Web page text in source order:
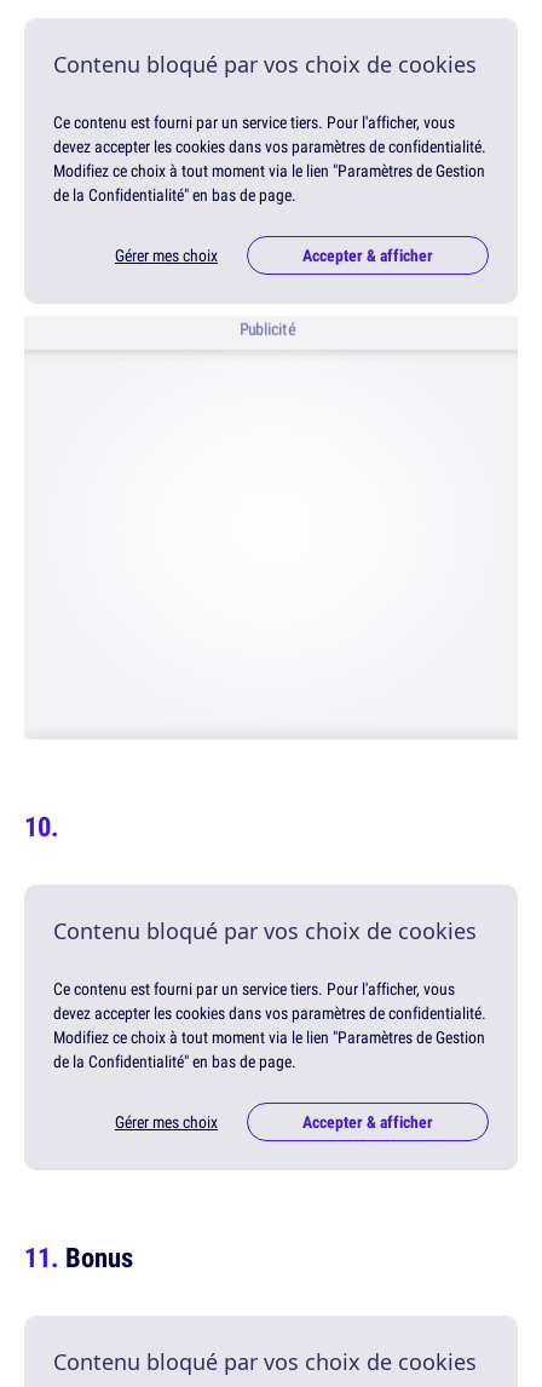
Contenu bloqué par vos choix de cookies
Ce contenu est fourni par un service tiers. Pour l'afficher, vous
devez accepter les cookies dans vos paramètres de confidentialité.
Modifiez ce choix à tout moment via le lien "Paramètres de Gestion
de la Confidentialité" en bas de page.
Gérer mes choix Accepter & afficher
Publicité
Contenu bloqué par vos choix de cookies
Ce contenu est fourni par un service tiers. Pour l'afficher, vous
devez accepter les cookies dans vos paramètres de confidentialité.
Modifiez ce choix à tout moment via le lien "Paramètres de Gestion
de la Confidentialité" en bas de page.
Gérer mes choix Accepter & afficher
Bonus
Contenu bloqué par vos choix de cookies